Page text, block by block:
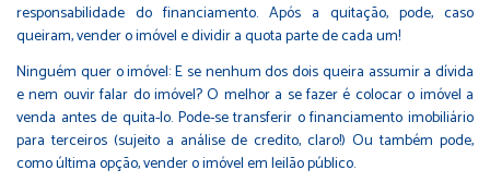
responsabilidade do financiamento. Após a quitação, pode, caso
queiram, vender o imóvel e dividir a quota parte de cada um!
Ninguém quer o imóvel: E se nenhum dos dois queira assumir a dívida
e nem ouvir falar do imóvel? O melhor a se fazer é colocar o imóvel a
venda antes de quita-lo. Pode-se transferir o financiamento imobiliário
para terceiros (sujeito a análise de credito, claro!) Ou também pode,
como última opção, vender o imóvel em leilão público.